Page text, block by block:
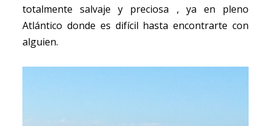
totalmente salvaje y preciosa , ya en pleno
Atlántico donde es difícil hasta encontrarte con
alguien.